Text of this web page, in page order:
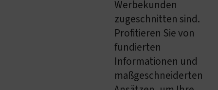
Werbekunden
zugeschnitten sind.
Profitieren Sie von
fundierten
Informationen und
maßgeschneiderten